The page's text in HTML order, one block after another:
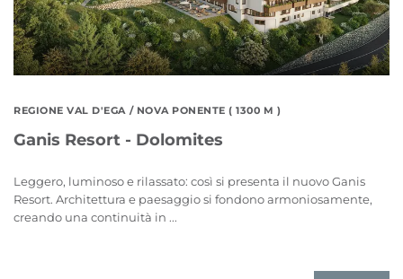
REGIONE VAL D'EGA / NOVA PONENTE ( 1300 M )
Ganis Resort - Dolomites
Leggero, luminoso e rilassato: così si presenta il nuovo Ganis
Resort. Architettura e paesaggio si fondono armoniosamente,
creando una continuità in ...